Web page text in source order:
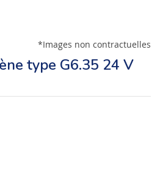
*Images non contractuelles
type G6.35 24 V